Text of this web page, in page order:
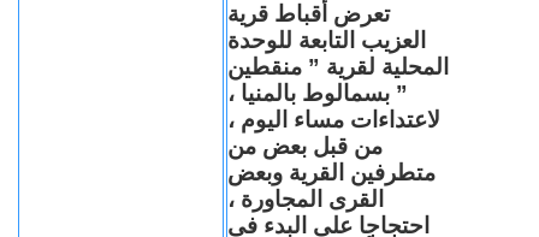
تعرض أقباط قرية
العزيب التابعة للوحدة
المحلية لقرية ” منقطين
” بسمالوط بالمنيا ،
لاعتداءات مساء اليوم ،
من قبل بعض من
متطرفين القرية وبعض
القرى المجاورة ،
احتجاجا على البدء فى